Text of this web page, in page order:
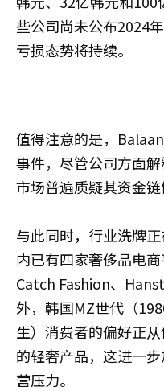
些公司尚未公布2024
亏损态势将持续。
值得注意的是，
事件，尽管公司方面
市场普遍质疑其资金链
与此同时，行业洗牌
内已有四家奢侈品电
Catch Fashion、
外，韩国MZ世代（
生）消费者的偏好正
的轻奢产品，这进一
营压力。